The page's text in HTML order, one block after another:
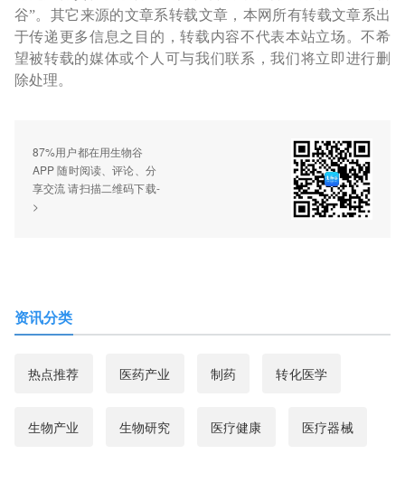
谷”。其它来源的文章系转载文章，本网所有转载文章系出
于传递更多信息之目的，转载内容不代表本站立场。不希
望被转载的媒体或个人可与我们联系，我们将立即进行删
除处理。
87%用户都在用生物谷
APP 随时阅读、评论、分
享交流 请扫描二维码下载-
>
资讯分类
热点推荐 医药产业 制药 转化医学
生物产业 生物研究 医疗健康 医疗器械